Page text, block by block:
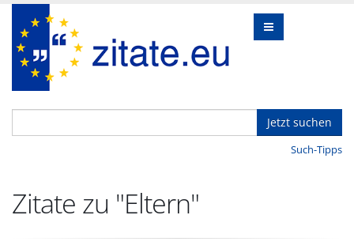
Jetzt suchen
Such-Tipps
Zitate zu "Eltern"